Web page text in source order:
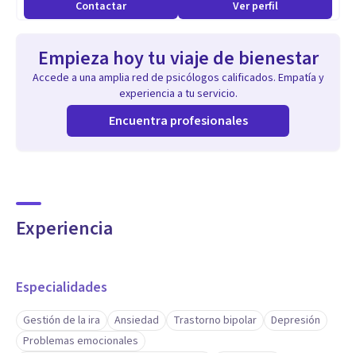
-Diplomado en terapia cognitivo conductual en adultos
Contactar Ver perfil
Empieza hoy tu viaje de bienestar
Accede a una amplia red de psicólogos calificados. Empatía y
experiencia a tu servicio.
Encuentra profesionales
Experiencia
Especialidades
Gestión de la ira Ansiedad Trastorno bipolar
Depresión
Problemas emocionales